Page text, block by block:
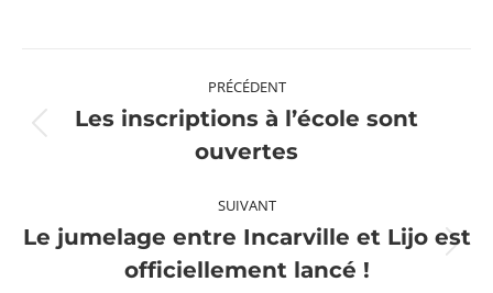
article
PRÉCÉDENT
Article
précédent
Les inscriptions à l’école sont
ouvertes
SUIVANT
Article
suivant
Le jumelage entre Incarville et Lijo est
officiellement lancé !